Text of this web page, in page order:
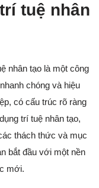
tuệ nhân
nhân tạo là một công
chóng và hiệu
có cấu trúc rõ ràng
trí tuệ nhân tạo,
thách thức và mục
bắt đầu với một nền
mới.